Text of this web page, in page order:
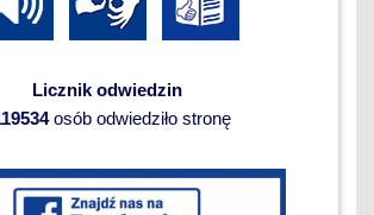
Licznik odwiedzin
osób odwiedziło stronę